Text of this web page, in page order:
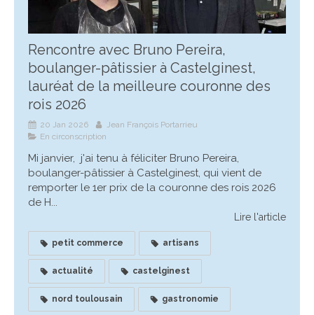
Rencontre avec Bruno Pereira,
boulanger-pâtissier à Castelginest,
lauréat de la meilleure couronne des
rois 2026
20 Jan 2026
Jean François Portarrieu
En circonscription
Mi janvier, j'ai tenu à féliciter Bruno Pereira,
boulanger-pâtissier à Castelginest, qui vient de
remporter le 1er prix de la couronne des rois 2026
de H...
Lire l'article
petit commerce artisans
actualité castelginest
nord toulousain gastronomie